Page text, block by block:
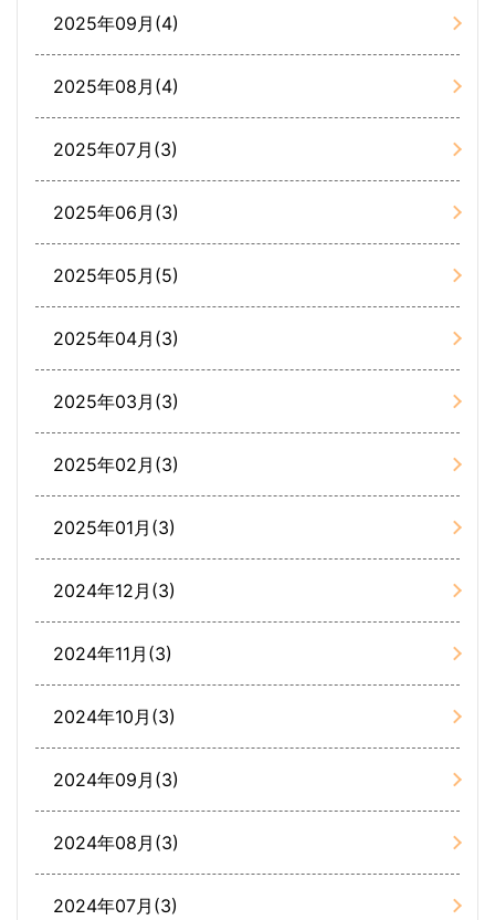
2025年09月(4)
2025年08月(4)
2025年07月(3)
2025年06月(3)
2025年05月(5)
2025年04月(3)
2025年03月(3)
2025年02月(3)
2025年01月(3)
2024年12月(3)
2024年11月(3)
2024年10月(3)
2024年09月(3)
2024年08月(3)
2024年07月(3)